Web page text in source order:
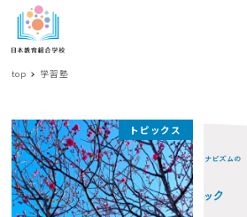
top 学習塾
学
習
塾
トピックス